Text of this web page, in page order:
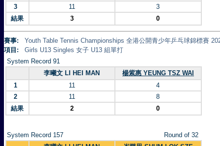
3
11
3
結果
3 0
賽事:
Youth Table Tennis Championships 全港公開青少年乒乓球錦標賽
項目:
Girls U13 Singles 女子 U13 組單打
System Record 91
李曦文 LI HEI MAN
楊紫惠 YEUNG TSZ WAI
1
11
4
2
11
8
結果
2 0
System Record 157
Round of 32